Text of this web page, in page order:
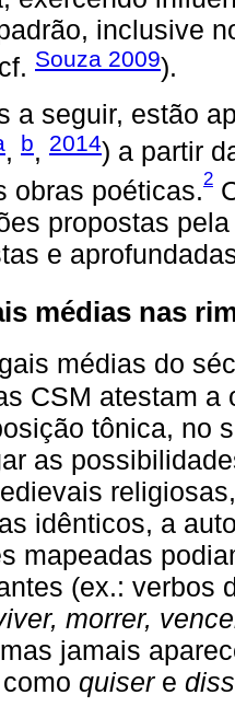
inclusive
Souza 2009).
a seguir, estão
, b, 2014) a partir
obras poéticas.2
propostas
e
médias nas
médias do
CSM atestam a
tônica, no
as
idênticos, a
mapeadas
(ex.: verbos
morrer,
jamais
quisere